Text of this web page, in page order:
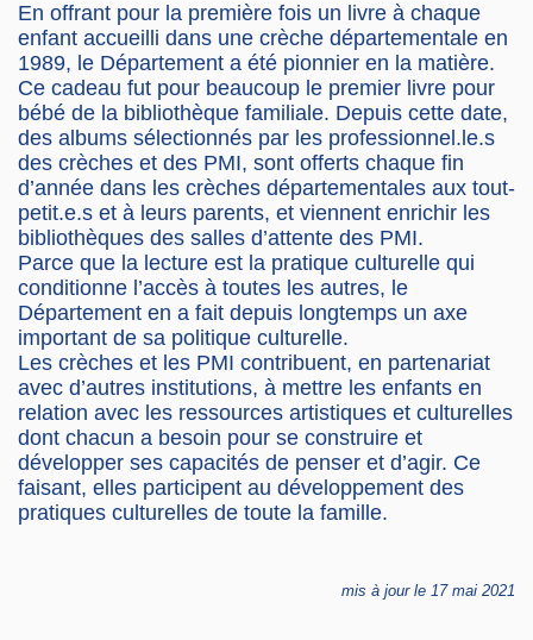
En offrant pour la première fois un livre à chaque
enfant accueilli dans une crèche départementale en
1989, le Département a été pionnier en la matière.
Ce cadeau fut pour beaucoup le premier livre pour
bébé de la bibliothèque familiale. Depuis cette date,
des albums sélectionnés par les professionnel.le.s
des crèches et des PMI, sont offerts chaque fin
d’année dans les crèches départementales aux tout-
petit.e.s et à leurs parents, et viennent enrichir les
bibliothèques des salles d’attente des PMI.
Parce que la lecture est la pratique culturelle qui
conditionne l’accès à toutes les autres, le
Département en a fait depuis longtemps un axe
important de sa politique culturelle.
Les crèches et les PMI contribuent, en partenariat
avec d’autres institutions, à mettre les enfants en
relation avec les ressources artistiques et culturelles
dont chacun a besoin pour se construire et
développer ses capacités de penser et d’agir. Ce
faisant, elles participent au développement des
pratiques culturelles de toute la famille.
mis à jour le 17 mai 2021